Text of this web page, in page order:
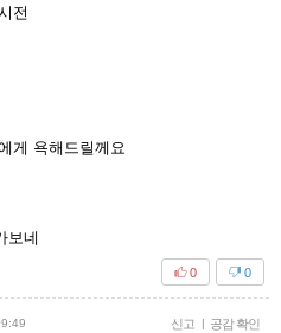
전
게 욕해드릴께요
보네
0
0
신고 | 공감 확인